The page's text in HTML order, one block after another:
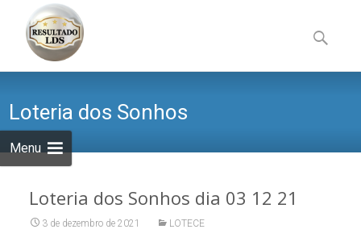
Menu
to
content
por:
Loteria dos Sonhos
Loteria dos Sonhos dia 03 12 21
3 de dezembro de 2021 LOTECE